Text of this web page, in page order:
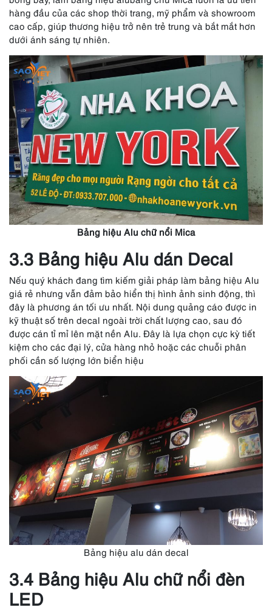
hàng đầu của các shop thời trang, mỹ phẩm và showroom
cao cấp, giúp thương hiệu trở nên trẻ trung và bắt mắt hơn
dưới ánh sáng tự nhiên.
Bảng hiệu Alu chữ nổi Mica
3.3 Bảng hiệu Alu dán Decal
Nếu quý khách đang tìm kiếm giải pháp làm bảng hiệu Alu
giá rẻ nhưng vẫn đảm bảo hiển thị hình ảnh sinh động, thì
đây là phương án tối ưu nhất. Nội dung quảng cáo được in
kỹ thuật số trên decal ngoài trời chất lượng cao, sau đó
được cán tỉ mỉ lên mặt nền Alu. Đây là lựa chọn cực kỳ tiết
kiệm cho các đại lý, cửa hàng nhỏ hoặc các chuỗi phân
phối cần số lượng lớn biển hiệu
Bảng hiệu alu dán decal
3.4 Bảng hiệu Alu chữ nổi đèn
LED